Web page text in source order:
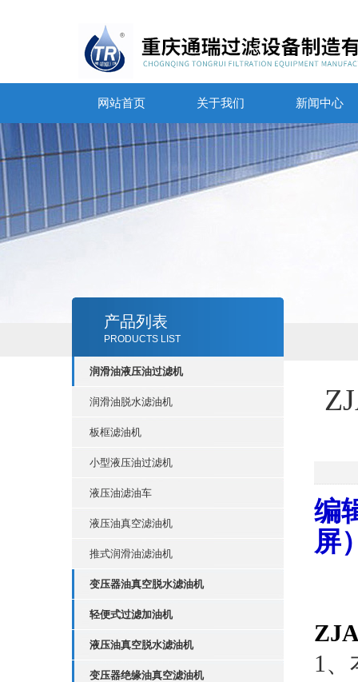
网站首页 关于我们 新闻中心
产品列表
PRODUCTS LIST
润滑油液压油过滤机
润滑油脱水滤油机
板框滤油机
小型液压油过滤机
液压油滤油车
液压油真空滤油机
推式润滑油滤油机
变压器油真空脱水滤油机
轻便式过滤加油机
液压油真空脱水滤油机
变压器绝缘油真空滤油机
编
屏
1